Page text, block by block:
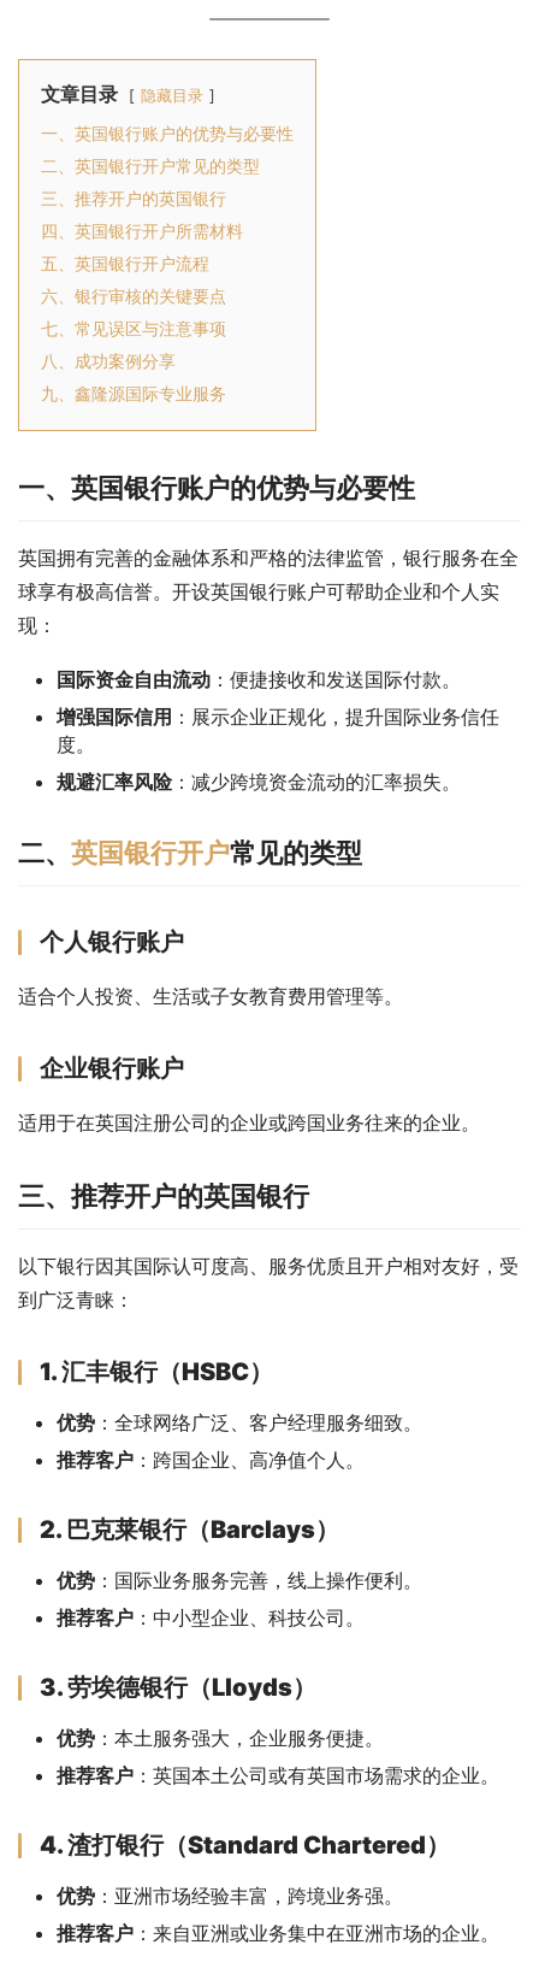
文章目录 隐藏目录
一、英国银行账户的优势与必要性
二、英国银行开户常见的类型
三、推荐开户的英国银行
四、英国银行开户所需材料
五、英国银行开户流程
六、银行审核的关键要点
七、常见误区与注意事项
八、成功案例分享
九、鑫隆源国际专业服务
一、英国银行账户的优势与必要性
英国拥有完善的金融体系和严格的法律监管，银行服务在全
球享有极高信誉。开设英国银行账户可帮助企业和个人实
现：
国际资金自由流动 ：便捷接收和发送国际付款。
增强国际信用 ：展示企业正规化，提升国际业务信任
度。
规避汇率风险：减少跨境资金流动的汇率损失。
二、 英国银行开户常见的类型
个人银行账户
适合个人投资、生活或子女教育费用管理等。
企业银行账户
适用于在英国注册公司的企业或跨国业务往来的企业。
三、推荐开户的英国银行
以下银行因其国际认可度高、服务优质且开户相对友好，受
到广泛青睐：
1. 汇丰银行（HSBC）
优势 ：全球网络广泛、客户经理服务细致。
推荐客户 ：跨国企业、高净值个人。
2. 巴克莱银行（Barclays）
优势 ：国际业务服务完善，线上操作便利。
推荐客户 ：中小型企业、科技公司。
3. 劳埃德银行（Lloyds）
优势 ：本土服务强大，企业服务便捷。
推荐客户 ：英国本土公司或有英国市场需求的企业。
4. 渣打银行（Standard Chartered）
优势 ：亚洲市场经验丰富，跨境业务强。
推荐客户 ：来自亚洲或业务集中在亚洲市场的企业。